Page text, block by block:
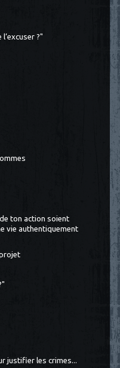
?"
ton action soient
vie authentiquement
justifier les crimes...